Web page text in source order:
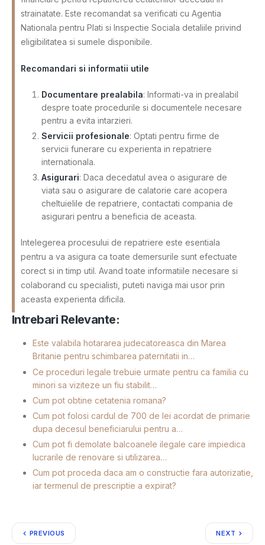
strainatate. Este recomandat sa verificati cu Agentia
Nationala pentru Plati si Inspectie Sociala detaliile privind
eligibilitatea si sumele disponibile.
Recomandari si informatii utile
Documentare prealabila: Informati-va in prealabil
despre toate procedurile si documentele necesare
pentru a evita intarzieri.
Servicii profesionale: Optati pentru firme de
servicii funerare cu experienta in repatriere
internationala.
Asigurari: Daca decedatul avea o asigurare de
viata sau o asigurare de calatorie care acopera
cheltuielile de repatriere, contactati compania de
asigurari pentru a beneficia de aceasta.
Intelegerea procesului de repatriere este esentiala
pentru a va asigura ca toate demersurile sunt efectuate
corect si in timp util. Avand toate informatiile necesare si
colaborand cu specialisti, puteti naviga mai usor prin
aceasta experienta dificila.
Intrebari Relevante:
Este valabila hotararea judecatoreasca din Marea
Britanie pentru schimbarea paternitatii in…
Ce proceduri legale trebuie urmate pentru ca familia cu
minori sa viziteze un fiu stabilit…
Cum pot obtine cetatenia romana?
Cum pot folosi cardul de 700 de lei acordat de primarie
dupa decesul beneficiarului pentru a…
Cum pot fi demolate balcoanele ilegale care impiedica
lucrarile de renovare si utilizarea…
Cum pot proceda daca am o constructie fara autorizatie,
iar termenul de prescriptie a expirat?
PREVIOUS NEXT